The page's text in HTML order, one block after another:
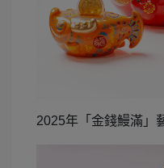
2025年「金錢鰻滿」